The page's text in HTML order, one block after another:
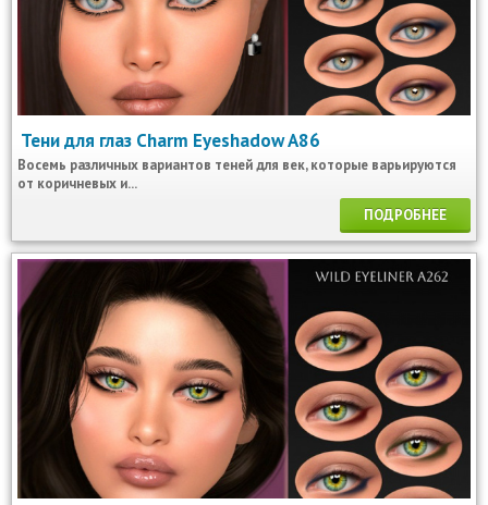
Тени для глаз Charm Eyeshadow A86
Восемь различных вариантов теней для век, которые варьируются
от коричневых и...
ПОДРОБНЕЕ